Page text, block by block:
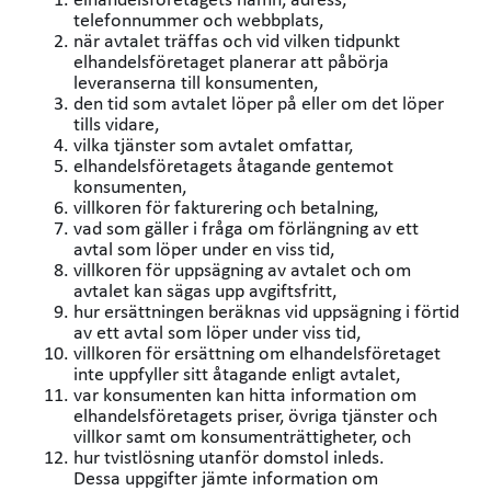
telefonnummer och webbplats,
när avtalet träffas och vid vilken tidpunkt
elhandelsföretaget planerar att påbörja
leveranserna till konsumenten,
den tid som avtalet löper på eller om det löper
tills vidare,
vilka tjänster som avtalet omfattar,
elhandelsföretagets åtagande gentemot
konsumenten,
villkoren för fakturering och betalning,
vad som gäller i fråga om förlängning av ett
avtal som löper under en viss tid,
villkoren för uppsägning av avtalet och om
avtalet kan sägas upp avgiftsfritt,
hur ersättningen beräknas vid uppsägning i förtid
av ett avtal som löper under viss tid,
villkoren för ersättning om elhandelsföretaget
inte uppfyller sitt åtagande enligt avtalet,
var konsumenten kan hitta information om
elhandelsföretagets priser, övriga tjänster och
villkor samt om konsumenträttigheter, och
hur tvistlösning utanför domstol inleds.
Dessa uppgifter jämte information om